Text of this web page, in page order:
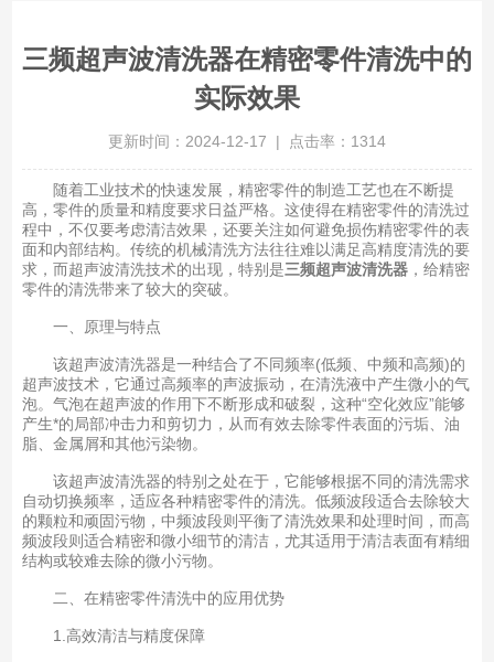
三频超声波清洗器在精密零件清洗中的
实际效果
更新时间：2024-12-17 | 点击率：1314
随着工业技术的快速发展，精密零件的制造工艺也在不断提
高，零件的质量和精度要求日益严格。这使得在精密零件的清洗过
程中，不仅要考虑清洁效果，还要关注如何避免损伤精密零件的表
面和内部结构。传统的机械清洗方法往往难以满足高精度清洗的要
求，而超声波清洗技术的出现，特别是三频超声波清洗器，给精密
零件的清洗带来了较大的突破。
一、原理与特点
该超声波清洗器是一种结合了不同频率(低频、中频和高频)的
超声波技术，它通过高频率的声波振动，在清洗液中产生微小的气
泡。气泡在超声波的作用下不断形成和破裂，这种“空化效应”能够
产生*的局部冲击力和剪切力，从而有效去除零件表面的污垢、油
脂、金属屑和其他污染物。
该超声波清洗器的特别之处在于，它能够根据不同的清洗需求
自动切换频率，适应各种精密零件的清洗。低频波段适合去除较大
的颗粒和顽固污物，中频波段则平衡了清洗效果和处理时间，而高
频波段则适合精密和微小细节的清洁，尤其适用于清洁表面有精细
结构或较难去除的微小污物。
二、在精密零件清洗中的应用优势
1.高效清洁与精度保障